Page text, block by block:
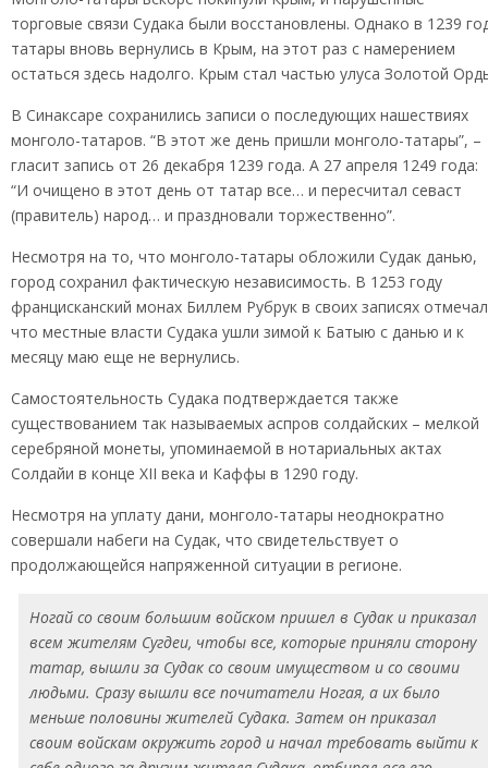
торговые связи Судака были восстановлены. Однако в 1239
татары вновь вернулись в Крым, на этот раз с намерением
остаться здесь надолго. Крым стал частью улуса Золотой
В Синаксаре сохранились записи о последующих нашествиях
монголо-татаров. “В этот же день пришли монголо-татары”, –
гласит запись от 26 декабря 1239 года. А 27 апреля 1249 года:
“И очищено в этот день от татар все… и пересчитал севаст
(правитель) народ… и праздновали торжественно”.
Несмотря на то, что монголо-татары обложили Судак данью,
город сохранил фактическую независимость. В 1253 году
францисканский монах Биллем Рубрук в своих записях
что местные власти Судака ушли зимой к Батыю с данью и к
месяцу маю еще не вернулись.
Самостоятельность Судака подтверждается также
существованием так называемых аспров солдайских – мелкой
серебряной монеты, упоминаемой в нотариальных актах
Солдайи в конце XII века и Каффы в 1290 году.
Несмотря на уплату дани, монголо-татары неоднократно
совершали набеги на Судак, что свидетельствует о
продолжающейся напряженной ситуации в регионе.
Ногай со своим большим войском пришел в Судак и приказал
всем жителям Сугдеи, чтобы все, которые приняли сторону
татар, вышли за Судак со своим имуществом и со своими
людьми. Сразу вышли все почитатели Ногая, а их было
меньше половины жителей Судака. Затем он приказал
своим войскам окружить город и начал требовать выйти к